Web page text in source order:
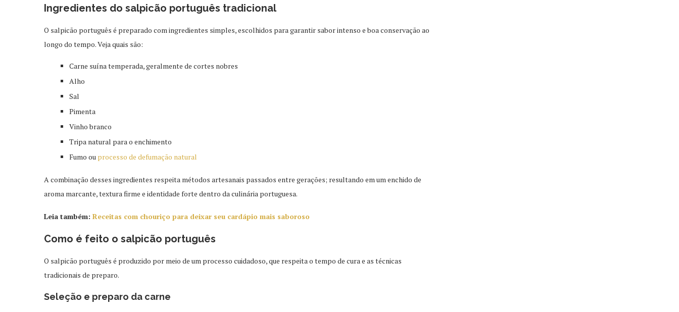
Ingredientes do salpicão português tradicional
O salpicão português é preparado com ingredientes simples, escolhidos para garantir sabor intenso e boa conservação ao
longo do tempo. Veja quais são:
Carne suína temperada, geralmente de cortes nobres
Alho
Sal
Pimenta
Vinho branco
Tripa natural para o enchimento
Fumo ou processo de defumação natural
A combinação desses ingredientes respeita métodos artesanais passados entre gerações; resultando em um enchido de
aroma marcante, textura firme e identidade forte dentro da culinária portuguesa.
Leia também: Receitas com chouriço para deixar seu cardápio mais saboroso
Como é feito o salpicão português
O salpicão português é produzido por meio de um processo cuidadoso, que respeita o tempo de cura e as técnicas
tradicionais de preparo.
Seleção e preparo da carne